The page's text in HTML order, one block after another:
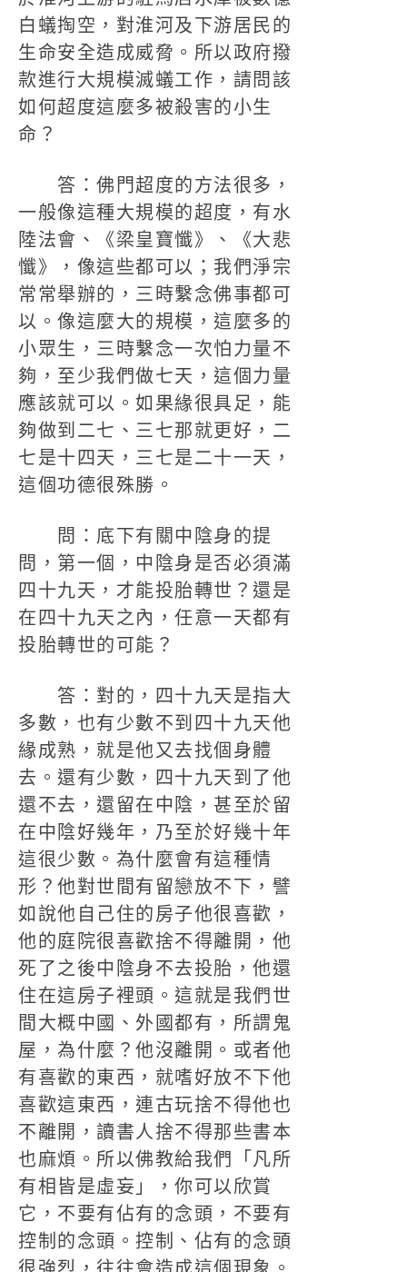
白蟻掏空，對淮河及下游居民的
生命安全造成威脅。所以政府撥
款進行大規模滅蟻工作，請問該
如何超度這麼多被殺害的小生
命？
答：佛門超度的方法很多，
一般像這種大規模的超度，有水
陸法會、《梁皇寶懺》、《大悲
懺》，像這些都可以；我們淨宗
常常舉辦的，三時繫念佛事都可
以。像這麼大的規模，這麼多的
小眾生，三時繫念一次怕力量不
夠，至少我們做七天，這個力量
應該就可以。如果緣很具足，能
夠做到二七、三七那就更好，二
七是十四天，三七是二十一天，
這個功德很殊勝。
問：底下有關中陰身的提
問，第一個，中陰身是否必須滿
四十九天，才能投胎轉世？還是
在四十九天之內，任意一天都有
投胎轉世的可能？
答：對的，四十九天是指大
多數，也有少數不到四十九天他
緣成熟，就是他又去找個身體
去。還有少數，四十九天到了他
還不去，還留在中陰，甚至於留
在中陰好幾年，乃至於好幾十年
這很少數。為什麼會有這種情
形？他對世間有留戀放不下，譬
如說他自己住的房子他很喜歡，
他的庭院很喜歡捨不得離開，他
死了之後中陰身不去投胎，他還
住在這房子裡頭。這就是我們世
間大概中國、外國都有，所謂鬼
屋，為什麼？他沒離開。或者他
有喜歡的東西，就嗜好放不下他
喜歡這東西，連古玩捨不得他也
不離開，讀書人捨不得那些書本
也麻煩。所以佛教給我們「凡所
有相皆是虛妄」，你可以欣賞
它，不要有佔有的念頭，不要有
控制的念頭。控制、佔有的念頭